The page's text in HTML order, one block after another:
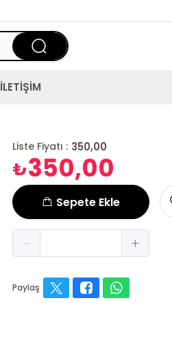
İLETİŞİM
Liste Fiyatı : 350,00
₺350,00
Sepete Ekle
Paylaş